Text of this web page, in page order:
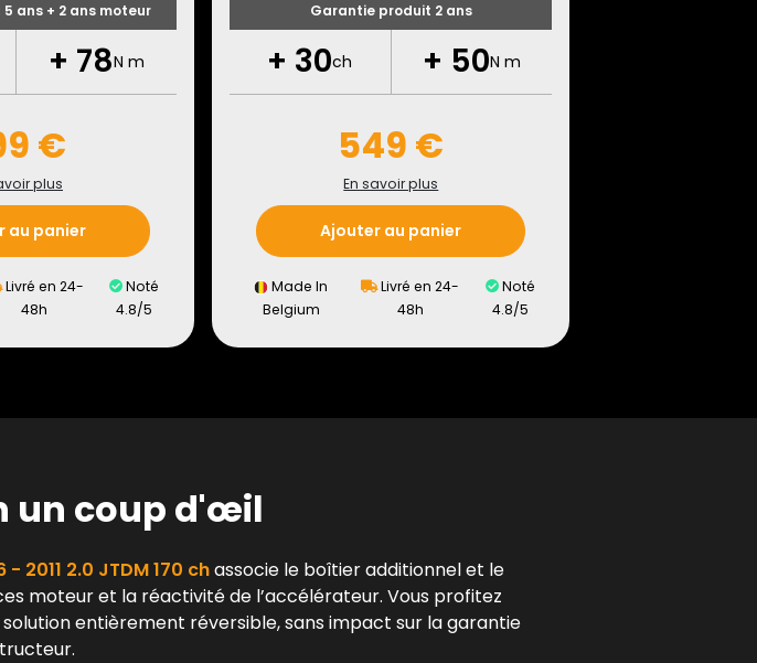
ans + 2 ans moteur
+ 78N m
€
plus
au panier
Livré en 24-
48h
Noté
4.8/5
Garantie produit 2 ans
+ 30ch + 50N m
549 €
En savoir plus
Ajouter au panier
Made In
Belgium
Livré en 24-
48h
Noté
4.8/5
un coup d'œil
2011 2.0 JTDM 170 chassocie le boîtier additionnel et le
moteur et la réactivité de l’accélérateur. Vous profitez
entièrement réversible, sans impact sur la garantie